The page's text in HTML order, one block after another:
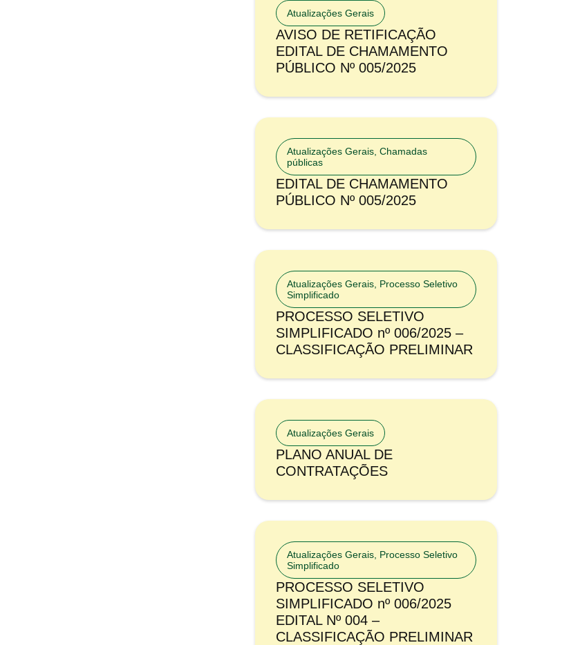
Atualizações Gerais
AVISO DE RETIFICAÇÃO
EDITAL DE CHAMAMENTO
PÚBLICO Nº 005/2025
Atualizações Gerais Chamadas
públicas
EDITAL DE CHAMAMENTO
PÚBLICO Nº 005/2025
Atualizações Gerais Processo Seletivo
Simplificado
PROCESSO SELETIVO
SIMPLIFICADO nº 006/2025 –
CLASSIFICAÇÃO PRELIMINAR
Atualizações Gerais
PLANO ANUAL DE
CONTRATAÇÕES
Atualizações Gerais Processo Seletivo
Simplificado
PROCESSO SELETIVO
SIMPLIFICADO nº 006/2025
EDITAL Nº 004 –
CLASSIFICAÇÃO PRELIMINAR